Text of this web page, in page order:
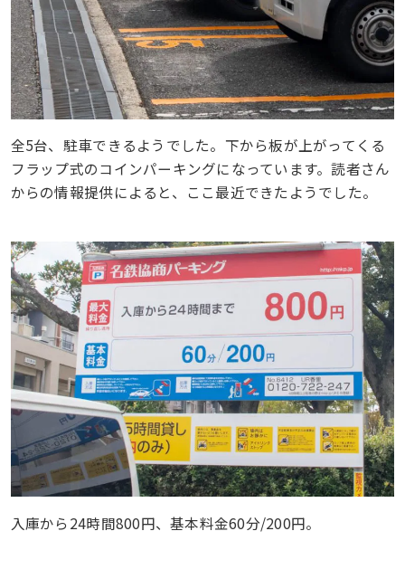
全5台、駐車できるようでした。下から板が上がってくる
フラップ式のコインパーキングになっています。読者さん
からの情報提供によると、ここ最近できたようでした。
入庫から24時間800円、基本料金60分/200円。